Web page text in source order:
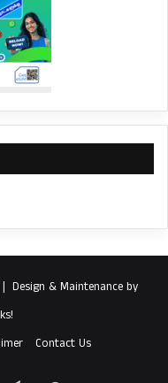
Design & Maintenance by
Contact Us